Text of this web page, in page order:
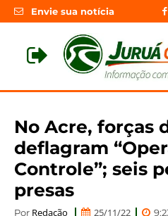
Envie sua notícia
No Acre, forças
deflagram
Controle”; seis
presas
Por Redação 25/11/22